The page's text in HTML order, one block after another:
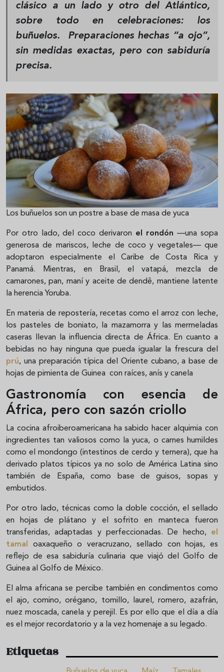
clásico a un lado y otro del Atlántico,
sobre todo en celebraciones: los
buñuelos. Preparaciones hechas “a ojo”,
sin medidas exactas, pero con sabiduría
precisa.
Los buñuelos son un postre a base de masa de yuca
Por otro lado, del coco derivaron el rondón —una sopa
generosa de mariscos, leche de coco y vegetales— que
adoptaron especialmente el Caribe de Costa Rica y
Panamá. Mientras, en Brasil, el vatapá, mezcla de
camarones, pan, maní y aceite de dendê, mantiene latente
la herencia Yoruba.
En materia de repostería, recetas como el arroz con leche,
los pasteles de boniato, la mazamorra y las mermeladas
caseras llevan la influencia directa de África. En cuanto a
bebidas no hay ninguna que pueda igualar la frescura del
prú, una preparación típica del Oriente cubano, a base de
hojas de pimienta de Guinea con raíces, anís y canela
Gastronomía con esencia de
África, pero con sazón criollo
La cocina afroiberoamericana ha sabido hacer alquimia con
ingredientes tan valiosos como la yuca, o carnes humildes
como el mondongo (intestinos de cerdo y ternera), que ha
derivado platos típicos ya no solo de América Latina sino
también de España, como base de guisos, sopas y
embutidos.
Por otro lado, técnicas como la doble cocción, el sellado
en hojas de plátano y el sofrito en manteca fueron
transferidas, adaptadas y perfeccionadas. De hecho, el
tamal
oaxaqueño o veracruzano, sellado con hojas, es
reflejo de esa sabiduría culinaria que viajó del Golfo de
Guinea al Golfo de México.
El alma africana se percibe también en condimentos como
el ajo, comino, orégano, tomillo, laurel, romero, azafrán,
nuez moscada, canela y perejil. Es por ello que el día a día
es el mejor recordatorio y a la vez homenaje a su legado.
Etiquetas